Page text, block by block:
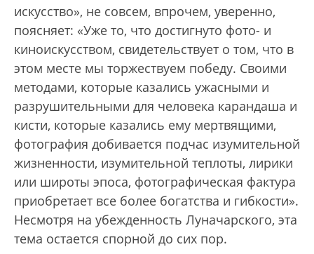
искусство», не совсем, впрочем, уверенно,
поясняет: «Уже то, что достигнуто фото- и
киноискусством, свидетельствует о том, что в
этом месте мы торжествуем победу. Своими
методами, которые казались ужасными и
разрушительными для человека карандаша и
кисти, которые казались ему мертвящими,
фотография добивается подчас изумительной
жизненности, изумительной теплоты, лирики
или широты эпоса, фотографическая фактура
приобретает все более богатства и гибкости».
Несмотря на убежденность Луначарского, эта
тема остается спорной до сих пор.